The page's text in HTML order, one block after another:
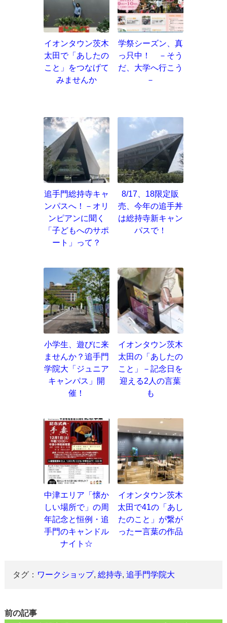
イオンタウン茨木
太田で「あしたの
こと」をつなげて
みませんか
学祭シーズン、真
っ只中！ －そう
だ、大学へ行こう
－
追手門総持寺キャ
ンパスへ！－オリ
ンピアンに聞く
「子どもへのサポ
ート」って？
8/17、18限定販
売、今年の追手丼
は総持寺新キャン
パスで！
小学生、遊びに来
ませんか？追手門
学院大「ジュニア
キャンパス」開
催！
イオンタウン茨木
太田の「あしたの
こと」－記念日を
迎える2人の言葉
も
中津エリア「懐か
しい場所で」の周
年記念と恒例・追
手門のキャンドル
ナイト☆
イオンタウン茨木
太田で41の「あし
たのこと」が繋が
ったー言葉の作品
タグ： ワークショップ,総持寺,追手門学院大
前の記事